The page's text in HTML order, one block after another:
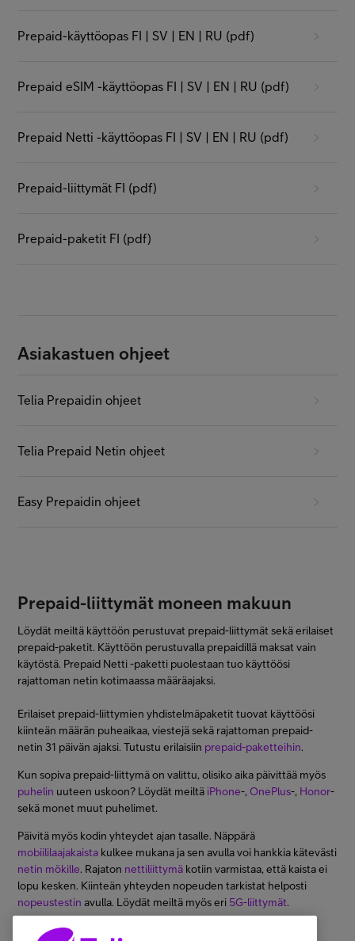
Prepaid-käyttöopas FI | SV | EN | RU (pdf)
Prepaid eSIM -käyttöopas FI | SV | EN | RU (pdf)
Prepaid Netti -käyttöopas FI | SV | EN | RU (pdf)
Prepaid-liittymät FI (pdf)
Prepaid-paketit FI (pdf)
Asiakastuen ohjeet
Telia Prepaidin ohjeet
Telia Prepaid Netin ohjeet
Easy Prepaidin ohjeet
Prepaid-liittymät moneen makuun
Löydät meiltä käyttöön perustuvat prepaid-liittymät sekä erilaiset
prepaid-paketit. Käyttöön perustuvalla prepaidillä maksat vain
käytöstä. Prepaid Netti -paketti puolestaan tuo käyttöösi
rajattoman netin kotimaassa määräajaksi.
Erilaiset prepaid-liittymien yhdistelmäpaketit tuovat käyttöösi
kiinteän määrän puheaikaa, viestejä sekä rajattoman prepaid-
netin 31 päivän ajaksi. Tutustu erilaisiin prepaid-paketteihin.
Kun sopiva prepaid-liittymä on valittu, olisiko aika päivittää myös
puhelin uuteen uskoon? Löydät meiltä iPhone-,OnePlus-, Honor-
sekä monet muut puhelimet.
Päivitä myös kodin yhteydet ajan tasalle. Näppärä
mobiililaajakaista kulkee mukana ja sen avulla voi hankkia kätevästi
netin mökille. Rajaton nettiliittymä kotiin varmistaa, että kaista ei
lopu kesken. Kiinteän yhteyden nopeuden tarkistat helposti
nopeustestin avulla. Löydät meiltä myös eri 5G-liittymät.